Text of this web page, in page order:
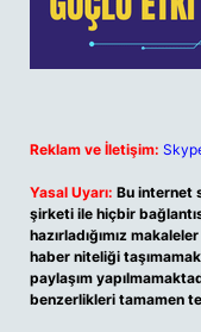
Reklam ve İletişim:
Yasal Uyarı: Bu internet
şirketi ile hiçbir
hazırladığımız
haber niteliği
paylaşım
benzerlikleri tamamen